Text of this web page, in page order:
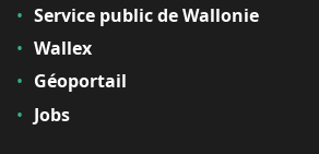
Service public de Wallonie
Wallex
Géoportail
Jobs